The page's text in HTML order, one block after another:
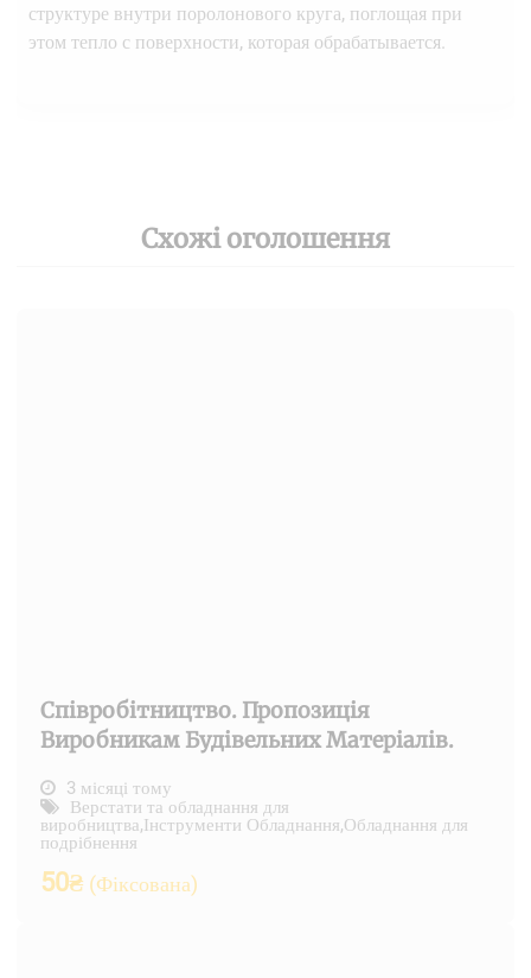
структуре внутри поролонового круга, поглощая при
этом тепло с поверхности, которая обрабатывается.
Схожі оголошення
Співробітництво. Пропозиція
Виробникам Будівельних Матеріалів.
3 місяці тому
Верстати та обладнання для
виробництва,Інструменти Обладнання,Обладнання для
подрібнення
50₴ (Фіксована)